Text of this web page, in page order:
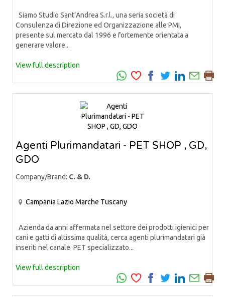
Siamo Studio Sant’Andrea S.r.l., una seria società di
Consulenza di Direzione ed Organizzazione alle PMI,
presente sul mercato dal 1996 e fortemente orientata a
generare valore...
View full description
Agenti Plurimandatari - PET SHOP , GD,
GDO
Company/Brand: C. & D.
Campania Lazio Marche Tuscany
Azienda da anni affermata nel settore dei prodotti igienici per
cani e gatti di altissima qualità, cerca agenti plurimandatari già
inseriti nel canale PET specializzato...
View full description